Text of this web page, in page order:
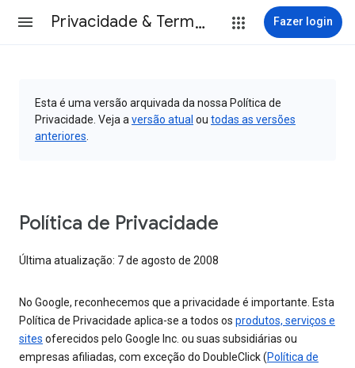
Privacidade & Termos Fazer login
Esta é uma versão arquivada da nossa Política de
Privacidade. Veja a versão atual ou todas as versões
anteriores
Política de Privacidade
Última atualização: 7 de agosto de 2008
No Google, reconhecemos que a privacidade é importante. Esta
Política de Privacidade aplica-se a todos os produtos, serviços e
sites oferecidos pelo Google Inc. ou suas subsidiárias ou
empresas afiliadas, com exceção do DoubleClick (Política de